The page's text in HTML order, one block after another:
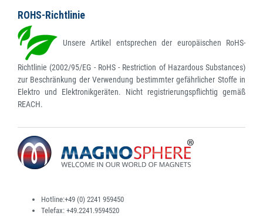
ROHS-Richtlinie
Unsere Artikel entsprechen der europäischen RoHS-
Richtlinie (2002/95/EG - RoHS - Restriction of Hazardous Substances)
zur Beschränkung der Verwendung bestimmter gefährlicher Stoffe in
Elektro und Elektronikgeräten. Nicht registrierungspflichtig gemäß
REACH.
Hotline:+49 (0) 2241 959450
Telefax: +49.2241.9594520